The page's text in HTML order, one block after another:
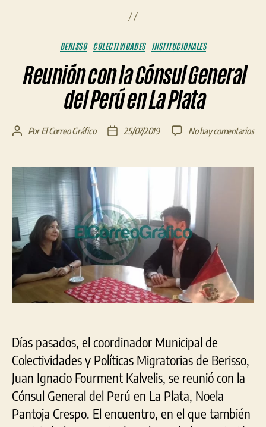
Categorías
BERISSO COLECTIVIDADES INSTITUCIONALES
Reunión con la Cónsul General
del Perú en La Plata
AutorPorEl Correo Gráfico
Fecha25/07/2019 No hay comentariosen
la
Días pasados, el coordinador Municipal de
Colectividades y Políticas Migratorias de Berisso,
Juan Ignacio Fourment Kalvelis, se reunió con la
Cónsul General del Perú en La Plata, Noela
Pantoja Crespo. El encuentro, en el que también